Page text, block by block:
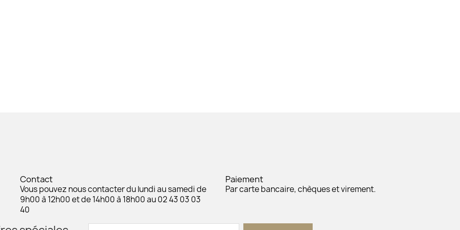
Contact
Vous pouvez nous contacter du lundi au samedi de
9h00 à 12h00 et de 14h00 à 18h00 au 02 43 03 03
40
Paiement
Par carte bancaire, chèques et virement.